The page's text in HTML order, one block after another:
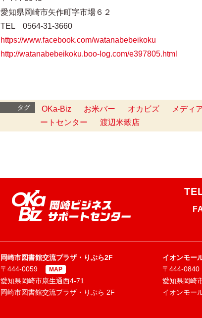
愛知県岡崎市矢作町字市場６２
TEL 0564-31-3660
https://www.facebook.com/watanabebeikoku
http://watanabebeikoku.boo-log.com/e397805.html
タグ OKa-Biz お米バー オカビズ メディ
ートセンター
渡辺米穀店
岡崎市図書館交流プラザ・りぶら2F
〒444-0059
MAP
愛知県岡崎市康生通西4-71
岡崎市図書館交流プラザ・りぶら 2F
イオンモー
〒444-0840
愛知県岡崎
イオンモー